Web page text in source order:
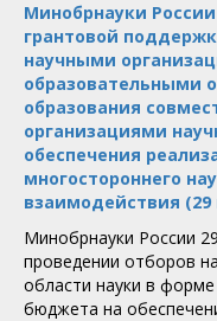
Минобрнауки
грантовой
научными
образовательными
образования
организациями
обеспечения
многостороннего
взаимодействия (29
Минобрнауки России
проведении отборов
области науки в
бюджета на